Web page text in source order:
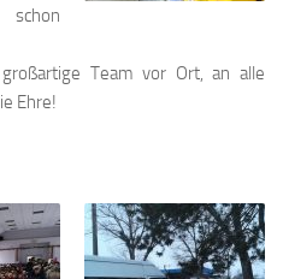
Team vor Ort, an alle
Ehre!